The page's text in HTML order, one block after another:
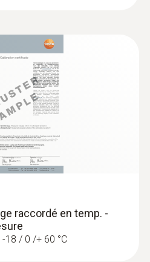
même dans les
congelées. Une
de ce thermomètre
possible grâce a
pour ceinture et au
de la sonde de
raccordé en temp. -
-18 / 0 /+ 60 °C